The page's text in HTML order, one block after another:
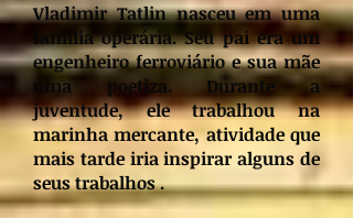
Vladimir Tatlin nasceu em uma
família operária. Seu pai era um
engenheiro ferroviário e sua mãe
uma poetiza. Durante a
juventude, ele trabalhou na
marinha mercante, atividade que
mais tarde iria inspirar alguns de
seus trabalhos .